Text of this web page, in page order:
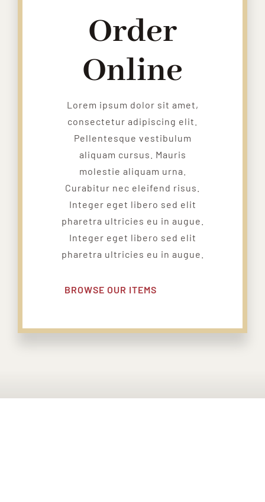
Order
Online
Lorem ipsum dolor sit amet,
consectetur adipiscing elit.
Pellentesque vestibulum
aliquam cursus. Mauris
molestie aliquam urna.
Curabitur nec eleifend risus.
Integer eget libero sed elit
pharetra ultricies eu in augue.
Integer eget libero sed elit
pharetra ultricies eu in augue.
BROWSE OUR ITEMS